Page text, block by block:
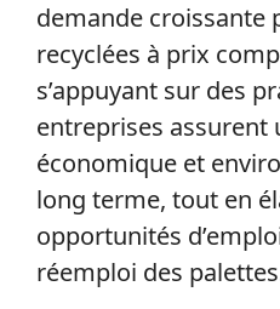
demande croissante
recyclées à prix
s’appuyant sur des
entreprises assurent
économique et
long terme, tout en
opportunités
réemploi des